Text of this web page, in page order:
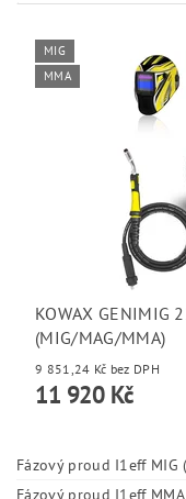
MIG
MMA
KOWAX GENIMIG
(MIG/MAG/MMA)
9 851,24 Kč bez DPH
11 920 Kč
Fázový proud I1eff MIG
Fázový proud I1eff MMA